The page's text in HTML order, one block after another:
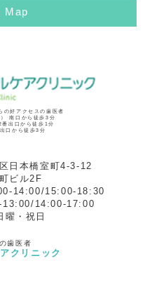
Map
の好アクセスの歯医者
南口から徒歩3分
出口から徒歩1分
口から徒歩3分
日本橋室町4-3-12
ビル2F
14:00/15:00-18:30
14:00-17:00
曜・祝日
歯医者
クリニック